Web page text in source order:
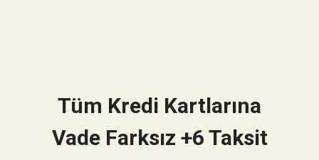
Tüm Kredi Kartlarına
Vade Farksız +6 Taksit